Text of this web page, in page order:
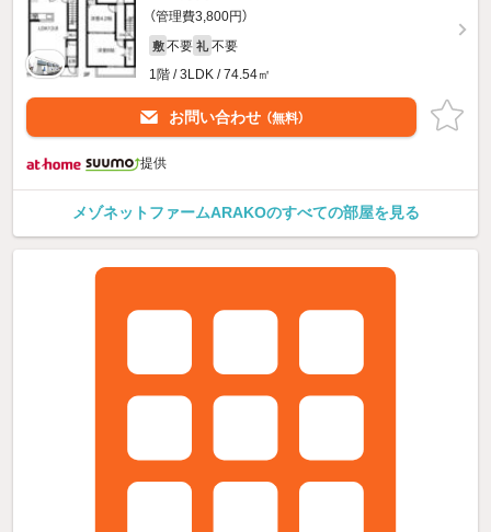
（管理費3,800円）
敷 不要 礼 不要
1階 / 3LDK / 74.54㎡
お問い合わせ （無料）
提供
メゾネットファームARAKOのすべての部屋を見る